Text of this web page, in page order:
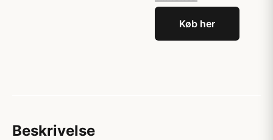
Køb her
Beskrivelse